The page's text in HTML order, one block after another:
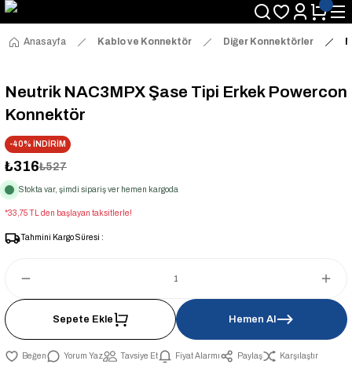
Anasayfa Kablo ve Konnektör Diğer Konnektörler
Neutrik NAC3MPX Şase Tipi Erkek Powercon
Konnektör
-40% İNDİRİM
₺316₺527
Stokta var, şimdi sipariş ver hemen kargoda
*33,75 TL den başlayan taksitlerle!
Tahmini Kargo Süresi :
Sepete Ekle Hemen Al
Yorum Yaz Tavsiye Et Fiyat Alarmı Paylaş Karşılaştır